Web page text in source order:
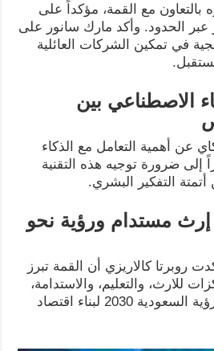
مع القمة، مؤكداً على
عبر الحدود. وأكد مارك سانور على
في تمكين الشركات العائلية
الاصطناعي بين
عن أهمية التعامل مع الذكاء
إلى ضرورة توجيه هذه التقنية
أتمتة التفكير البشري.
إرث مستدام ورؤية نحو
روبرتا كالاريزي أن القمة تبرز
للارث، والتعليم، والاستدامة،
معززة بذلك طموحات رؤية السعودية 2030 لبناء اقتصاد